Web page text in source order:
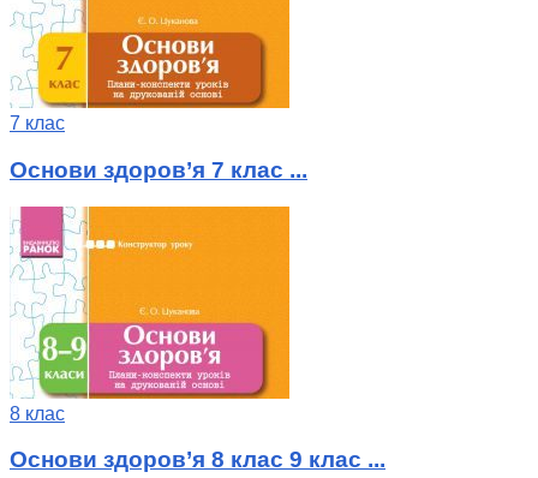
7 клас
Основи здоров’я 7 клас ...
8 клас
Основи здоров’я 8 клас 9 клас ...